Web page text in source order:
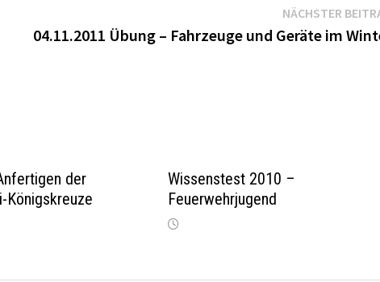
NÄCHSTER
04.11.2011 Übung – Fahrzeuge und Geräte im
der
Königskreuze
Wissenstest 2010 –
Feuerwehrjugend